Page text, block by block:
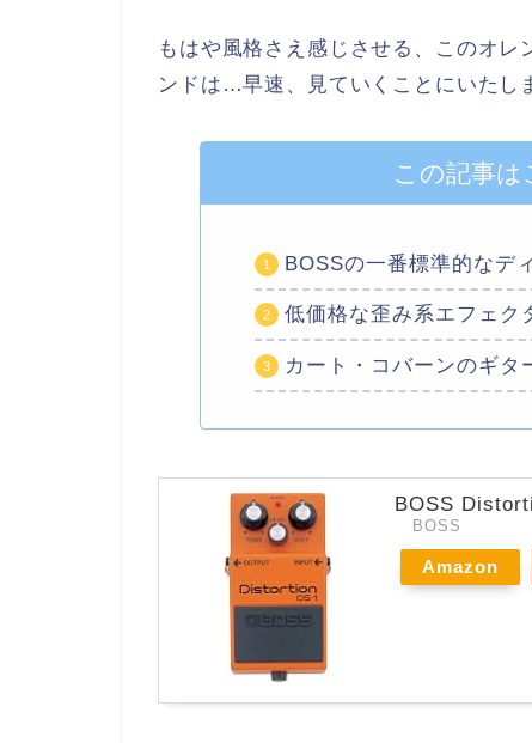
もはや風格さえ感じさせる、このオ
ンドは…早速、見ていくことにいたし
この記事は
BOSSの一番標準的なデ
低価格な歪み系エフェク
カート・コバーンのギタ
BOSS
BOSS
Amazon